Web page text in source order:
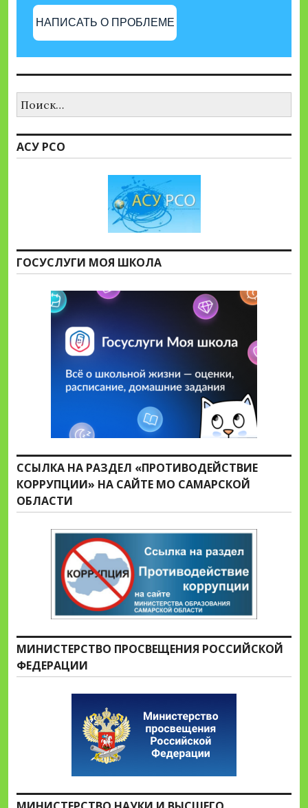
НАПИСАТЬ О ПРОБЛЕМЕ
АСУ РСО
ГОСУСЛУГИ МОЯ ШКОЛА
ССЫЛКА НА РАЗДЕЛ «ПРОТИВОДЕЙСТВИЕ
КОРРУПЦИИ» НА САЙТЕ МО САМАРСКОЙ
ОБЛАСТИ
МИНИСТЕРСТВО ПРОСВЕЩЕНИЯ РОССИЙСКОЙ
ФЕДЕРАЦИИ